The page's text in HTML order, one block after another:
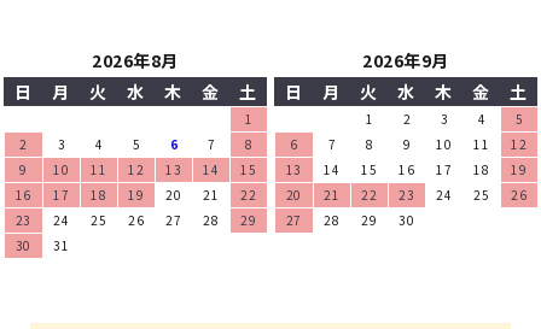
2026年8月
日
月 火 水 木 金 土
1
2
3 4 5 6 7
8
9
10 11 12 13 14
15
16
17 18 19 20 21
22
23
24 25 26 27 28
29
30
31
2026年9月
日
月 火 水 木 金 土
1 2 3 4
5
6
7 8 9 10 11
12
13
14 15 16 17 18
19
20
21 22 23 24 25
26
27
28 29 30